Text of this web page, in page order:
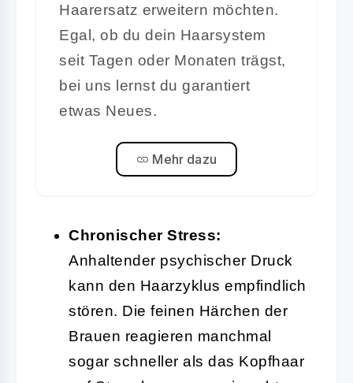
Haarersatz erweitern möchten.
Egal, ob du dein Haarsystem
seit Tagen oder Monaten trägst,
bei uns lernst du garantiert
etwas Neues.
Mehr dazu
Chronischer Stress:
Anhaltender psychischer Druck
kann den Haarzyklus empfindlich
stören. Die feinen Härchen der
Brauen reagieren manchmal
sogar schneller als das Kopfhaar